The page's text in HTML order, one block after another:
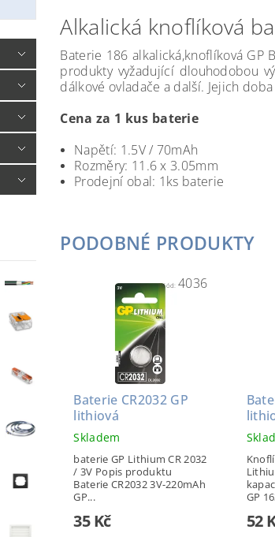
Alkalická knoflíková
Baterie 186 alkalická,knoflíková GP
produkty vyžadující dlouhodobou
dálkové ovladače a další. Jejich
Cena za 1 kus baterie
Napětí: 1.5V / 70mAh
Rozměry: 11.6 x 3.05mm
Prodejní obal: 1ks baterie
PODOBNÉ PRODUKTY
Kód:4036
Baterie CR2032 GP
lithiová
Skladem
baterie GP Lithium CR 2032
/ 3V Popis produktu
Baterie CR2032 3V-220mAh
GP...
35 Kč
GP
52